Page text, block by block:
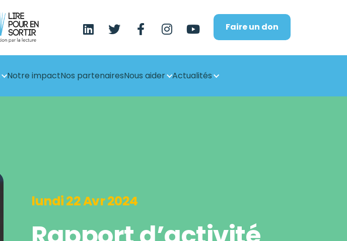
Faire un don
Notre impactNos partenairesNous aider Actualités
lundi 22 Avr 2024